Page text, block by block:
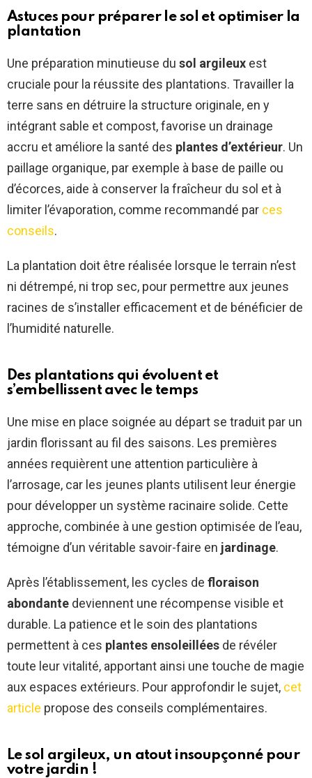
Astuces pour préparer le sol et optimiser la
plantation
Une préparation minutieuse du sol argileux est
cruciale pour la réussite des plantations. Travailler la
terre sans en détruire la structure originale, en y
intégrant sable et compost, favorise un drainage
accru et améliore la santé des plantes d’extérieur. Un
paillage organique, par exemple à base de paille ou
d’écorces, aide à conserver la fraîcheur du sol et à
limiter l’évaporation, comme recommandé par ces
conseils.
La plantation doit être réalisée lorsque le terrain n’est
ni détrempé, ni trop sec, pour permettre aux jeunes
racines de s’installer efficacement et de bénéficier de
l’humidité naturelle.
Des plantations qui évoluent et
s’embellissent avec le temps
Une mise en place soignée au départ se traduit par un
jardin florissant au fil des saisons. Les premières
années requièrent une attention particulière à
l’arrosage, car les jeunes plants utilisent leur énergie
pour développer un système racinaire solide. Cette
approche, combinée à une gestion optimisée de l’eau,
témoigne d’un véritable savoir-faire en jardinage.
Après l’établissement, les cycles de floraison
abondante deviennent une récompense visible et
durable. La patience et le soin des plantations
permettent à ces plantes ensoleillées de révéler
toute leur vitalité, apportant ainsi une touche de magie
aux espaces extérieurs. Pour approfondir le sujet, cet
article propose des conseils complémentaires.
Le sol argileux, un atout insoupçonné pour
votre jardin !